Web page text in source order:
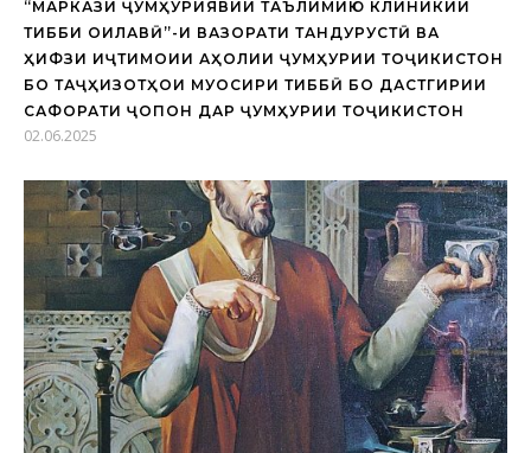
“МАРКАЗИ ҶУМҲУРИЯВИИ ТАЪЛИМИЮ КЛИНИКИИ
ТИББИ ОИЛАВӢ”-И ВАЗОРАТИ ТАНДУРУСТӢ ВА
ҲИФЗИ ИҶТИМОИИ АҲОЛИИ ҶУМҲУРИИ ТОҶИКИСТОН
БО ТАҶҲИЗОТҲОИ МУОСИРИ ТИББӢ БО ДАСТГИРИИ
САФОРАТИ ҶОПОН ДАР ҶУМҲУРИИ ТОҶИКИСТОН
02.06.2025